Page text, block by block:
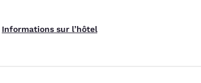
Informations sur l’hôtel